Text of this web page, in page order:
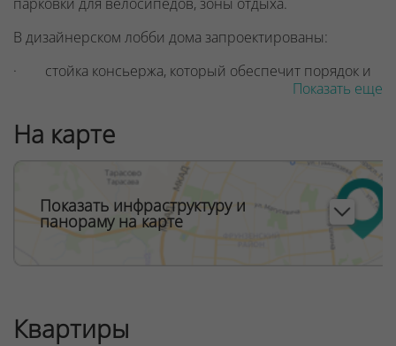
В дизайнерском лобби дома запроектированы:
· стойка консьержа, который обеспечит порядок и
· изображения достопримечательностей
итальянских столиц — Миланского собора XIV века и
Колизея — ровесника нашей эры
· место отдыха и букшеринг (здесь вы сможете
провести переговоры или подписать документы)
· туалетная комната с пеленальным столиком
апартаментах).
Показать еще
На карте
Показать инфраструктуру и
панораму на карте
Квартиры